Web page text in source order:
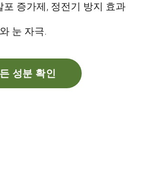
포 증가제, 정전기 방지 효과
눈 자극.
성분 확인